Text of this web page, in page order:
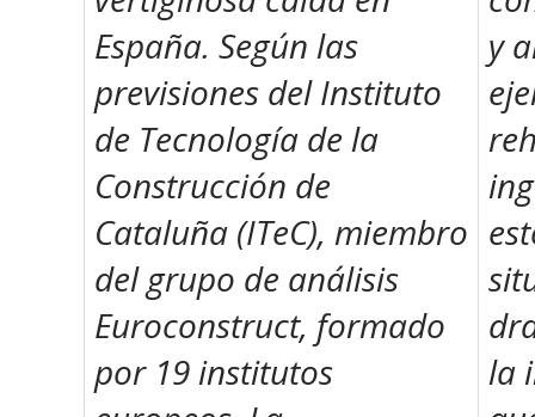
España. Según las
previsiones del Instituto
de Tecnología de la
Construcción de
Cataluña (ITeC), miembro
del grupo de análisis
Euroconstruct, formado
por 19 institutos
y
la